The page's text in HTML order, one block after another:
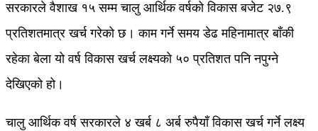
सरकारले वैशाख १५ सम्म चालु आर्थिक वर्षको विकास बजेट २७.९
प्रतिशतमात्र खर्च गरेको छ। काम गर्ने समय डेढ महिनामात्र बाँकी
रहेका बेला यो वर्ष विकास खर्च लक्ष्यको ५० प्रतिशत पनि नपुग्ने
देखिएको हो।
चालु आर्थिक वर्ष सरकारले ४ खर्ब ८ अर्ब रुपैयाँ विकास खर्च गर्ने लक्ष्य